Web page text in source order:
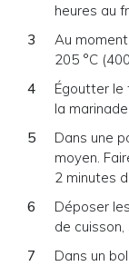
heures au
Au
205 °C
Égoutter le
la marinade.
Dans une
moyen.
2 minutes
Déposer
de
Dans un